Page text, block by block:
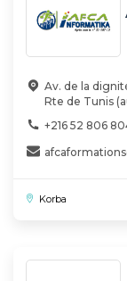
Av. de la
Rte de Tunis
+216 52 806
Korba